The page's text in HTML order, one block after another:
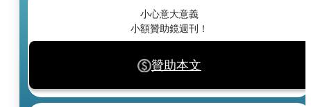
小心意大意義
小額贊助鏡週刊！
贊助本文